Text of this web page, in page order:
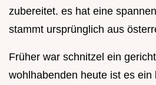
zubereitet. es hat eine
stammt ursprünglich aus
Früher war schnitzel ein
wohlhabenden heute ist es ein